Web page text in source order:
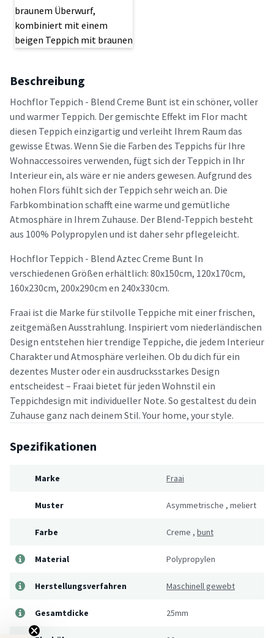
Beschreibung
Hochflor Teppich - Blend Creme Bunt ist ein schöner, voller
und warmer Teppich. Der gemischte Effekt im Flor macht
diesen Teppich einzigartig und verleiht Ihrem Raum das
gewisse Etwas. Wenn Sie die Farben des Teppichs für Ihre
Wohnaccessoires verwenden, fügt sich der Teppich in Ihr
Interieur ein, als wäre er nie anders gewesen. Aufgrund des
hohen Flors fühlt sich der Teppich sehr weich an. Die
Farbkombination schafft eine warme und gemütliche
Atmosphäre in Ihrem Zuhause. Der Blend-Teppich besteht
aus 100% Polypropylen und ist daher sehr pflegeleicht.
Hochflor Teppich - Blend Aztec Creme Bunt In
verschiedenen Größen erhältlich: 80x150cm, 120x170cm,
160x230cm, 200x290cm en 240x330cm.
Fraai ist die Marke für stilvolle Teppiche mit einer frischen,
zeitgemäßen Ausstrahlung. Inspiriert vom niederländischen
Design entstehen hier trendige Teppiche, die jedem Interieur
Charakter und Atmosphäre verleihen. Ob du dich für ein
dezentes Muster oder ein ausdrucksstarkes Design
entscheidest – Fraai bietet für jeden Wohnstil ein
Teppichdesign mit individueller Note. So gestaltest du dein
Zuhause ganz nach deinem Stil. Your home, your style.
Spezifikationen
Marke Fraai
Muster Asymmetrische , meliert
Farbe Creme , bunt
Material Polypropylen
Herstellungsverfahren Maschinell gewebt
Gesamtdicke 25mm